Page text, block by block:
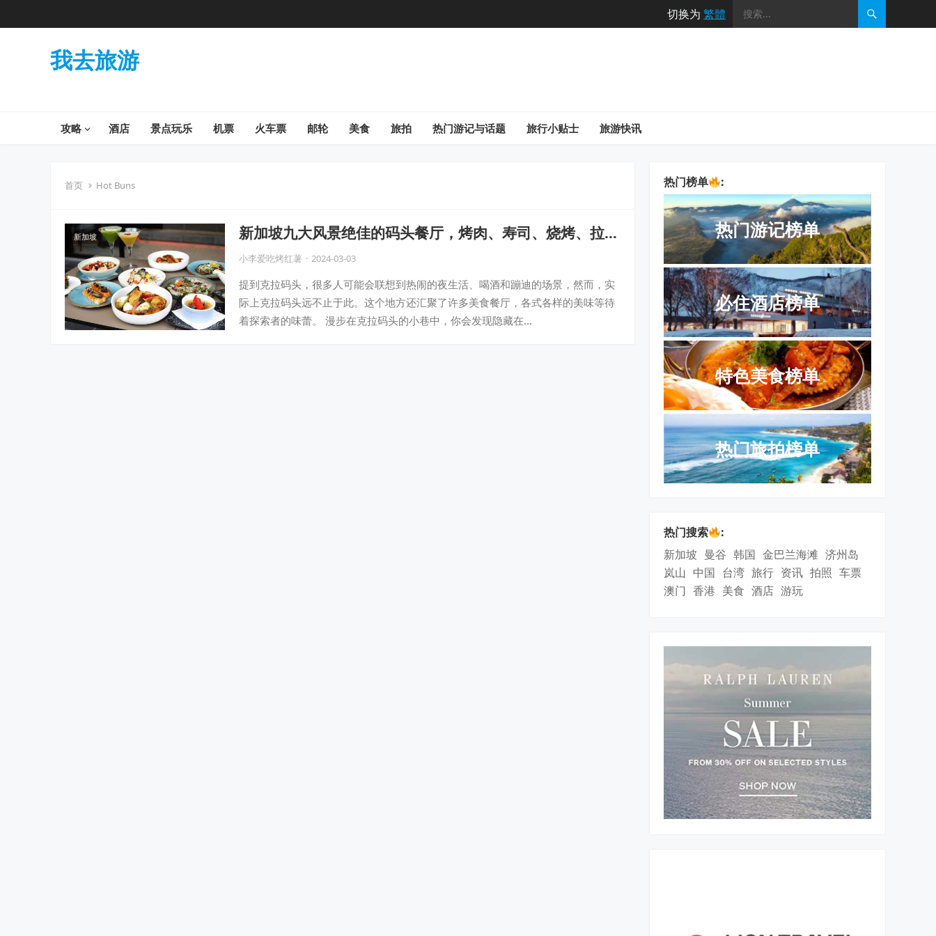
切换为 繁體
我去旅游
攻略 酒店 景点玩乐 机票 火车票 邮轮 美食 旅拍 热门游记与话题 旅行小贴士 旅游快讯
首页 Hot Buns
新加坡
新加坡九大风景绝佳的码头餐厅，烤肉、寿司、烧烤、拉面
全都覆盖！美食与美景的完美交汇！
小李爱吃烤红薯 · 2024-03-03
提到克拉码头，很多人可能会联想到热闹的夜生活、喝酒和蹦迪的场景，然而，实
际上克拉码头远不止于此。这个地方还汇聚了许多美食餐厅，各式各样的美味等待
着探索者的味蕾。 漫步在克拉码头的小巷中，你会发现隐藏在…
热门榜单 :
热门游记榜单
必住酒店榜单
特色美食榜单
热门旅拍榜单
热门搜索
:
新加坡 曼谷 韩国 金巴兰海滩 济州岛
岚山 中国 台湾 旅行 资讯 拍照 车票
澳门 香港 美食 酒店 游玩